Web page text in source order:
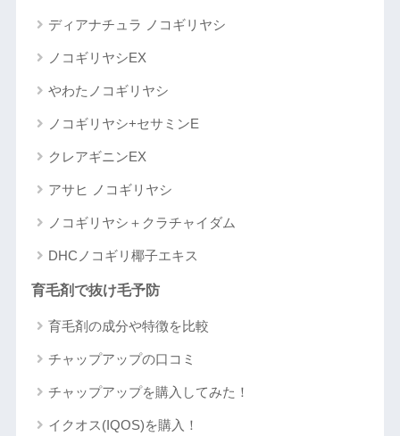
ディアナチュラ ノコギリヤシ
ノコギリヤシEX
やわたノコギリヤシ
ノコギリヤシ+セサミンE
クレアギニンEX
アサヒ ノコギリヤシ
ノコギリヤシ＋クラチャイダム
DHCノコギリ椰子エキス
育毛剤で抜け毛予防
育毛剤の成分や特徴を比較
チャップアップの口コミ
チャップアップを購入してみた！
イクオス(IQOS)を購入！